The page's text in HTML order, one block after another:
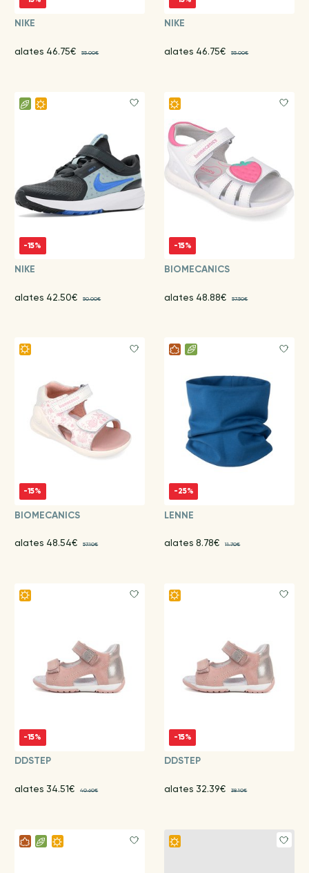
NIKE
alates 46.75€ 55.00€
NIKE
alates 46.75€ 55.00€
-15%
NIKE
alates 42.50€ 50.00€
-15%
BIOMECANICS
alates 48.88€ 57.50€
-15%
BIOMECANICS
alates 48.54€ 57.10€
-25%
LENNE
alates 8.78€ 11.70€
-15%
DDSTEP
alates 34.51€ 40.60€
-15%
DDSTEP
alates 32.39€ 38.10€